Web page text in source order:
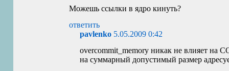
Можешь ссылки в ядро кинуть?
ответить
pavlenko 5.05.2009 0:42
overcommit_memory никак не влияет на
на суммарный допустимый размер